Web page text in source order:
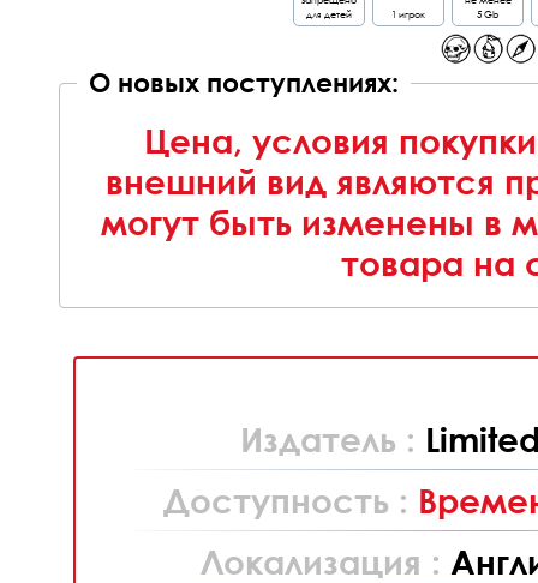
для детей
1 игрок
5 Gb
О новых поступлениях:
Цена, условия
внешний вид являются
могут быть изменены в
товара на
Издатель :
Доступность :
Локализация :